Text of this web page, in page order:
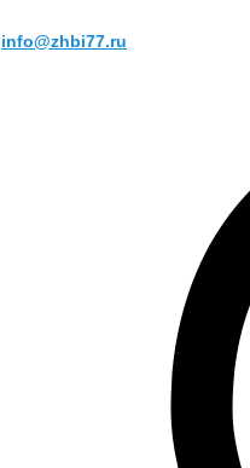
info@zhbi77.ru